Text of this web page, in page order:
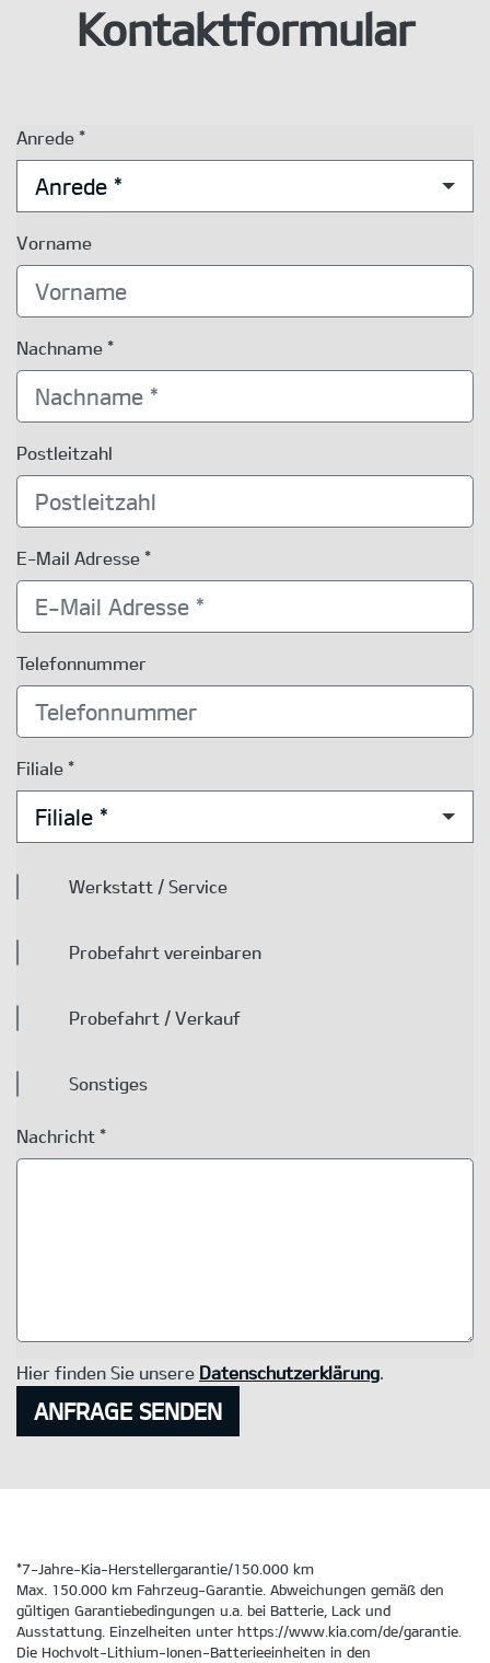
Kontaktformular
Anrede *
Anrede *
Vorname
Nachname *
Postleitzahl
E-Mail Adresse *
Telefonnummer
Filiale *
Filiale *
Werkstatt / Service
Probefahrt vereinbaren
Probefahrt / Verkauf
Sonstiges
Nachricht *
Hier finden Sie unsere Datenschutzerklärung.
ANFRAGE SENDEN
*7-Jahre-Kia-Herstellergarantie/150.000 km
Max. 150.000 km Fahrzeug-Garantie. Abweichungen gemäß den
gültigen Garantiebedingungen u.a. bei Batterie, Lack und
Ausstattung. Einzelheiten unter https://www.kia.com/de/garantie.
Die Hochvolt-Lithium-Ionen-Batterieeinheiten in den